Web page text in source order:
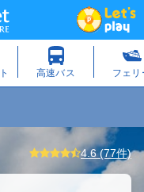
4.6 (77件)